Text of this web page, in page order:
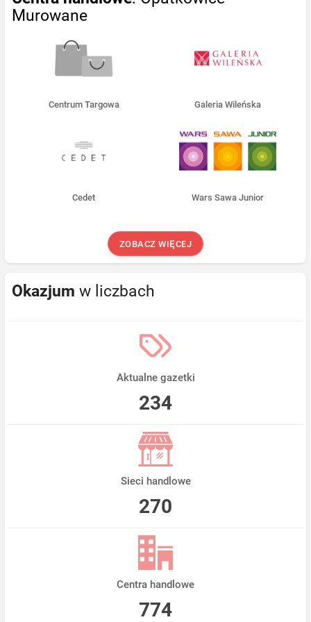
Murowane
Centrum Targowa Galeria Wileńska
Cedet Wars Sawa Junior
ZOBACZ WIĘCEJ
Okazjum w liczbach
Aktualne gazetki
234
Sieci handlowe
270
Centra handlowe
774